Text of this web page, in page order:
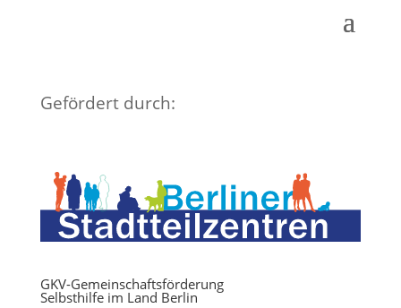
Gefördert durch:
GKV-Gemeinschaftsförderung
Selbsthilfe im Land Berlin